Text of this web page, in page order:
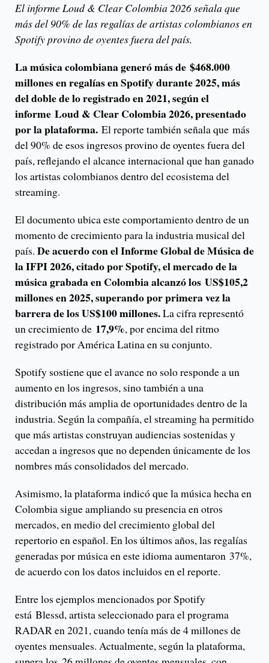
El informe Loud & Clear Colombia 2026 señala que
más del 90% de las regalías de artistas colombianos en
Spotify provino de oyentes fuera del país.
La música colombiana generó más de $468.000
millones en regalías en Spotify durante 2025, más
del doble de lo registrado en 2021, según el
informe Loud & Clear Colombia 2026, presentado
por la plataforma. El reporte también señala que más
del 90% de esos ingresos provino de oyentes fuera del
país, reflejando el alcance internacional que han ganado
los artistas colombianos dentro del ecosistema del
streaming.
El documento ubica este comportamiento dentro de un
momento de crecimiento para la industria musical del
país. De acuerdo con el Informe Global de Música de
la IFPI 2026, citado por Spotify, el mercado de la
música grabada en Colombia alcanzó los US$105,2
millones en 2025, superando por primera vez la
barrera de los US$100 millones.La cifra representó
un crecimiento de 17,9%, por encima del ritmo
registrado por América Latina en su conjunto.
Spotify sostiene que el avance no solo responde a un
aumento en los ingresos, sino también a una
distribución más amplia de oportunidades dentro de la
industria. Según la compañía, el streaming ha permitido
que más artistas construyan audiencias sostenidas y
accedan a ingresos que no dependen únicamente de los
nombres más consolidados del mercado.
Asimismo, la plataforma indicó que la música hecha en
Colombia sigue ampliando su presencia en otros
mercados, en medio del crecimiento global del
repertorio en español. En los últimos años, las regalías
generadas por música en este idioma aumentaron 37%,
de acuerdo con los datos incluidos en el reporte.
Entre los ejemplos mencionados por Spotify
está Blessd, artista seleccionado para el programa
RADAR en 2021, cuando tenía más de 4 millones de
oyentes mensuales. Actualmente, según la plataforma,